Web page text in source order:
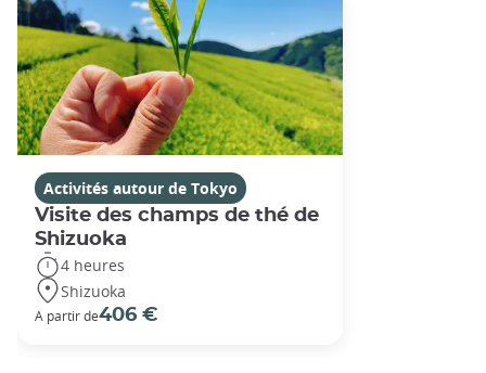
Activités autour de Tokyo
Visite des champs de thé de
Shizuoka
4 heures
Shizuoka
A partir de406 €